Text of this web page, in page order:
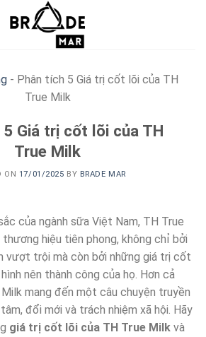
- Phân tích 5 Giá trị cốt lõi của TH
True Milk
Giá trị cốt lõi của TH
True Milk
ON 17/01/2025 BY BRADE MAR
của ngành sữa Việt Nam, TH True
hiệu tiên phong, không chỉ bởi
vượt trội mà còn bởi những giá trị cốt
nên thành công của họ. Hơn cả
mang đến một câu chuyện truyền
đổi mới và trách nhiệm xã hội. Hãy
giá trị cốt lõi của TH True Milk và